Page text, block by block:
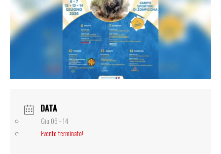
DATA
Giu 06 - 14
Evento terminato!